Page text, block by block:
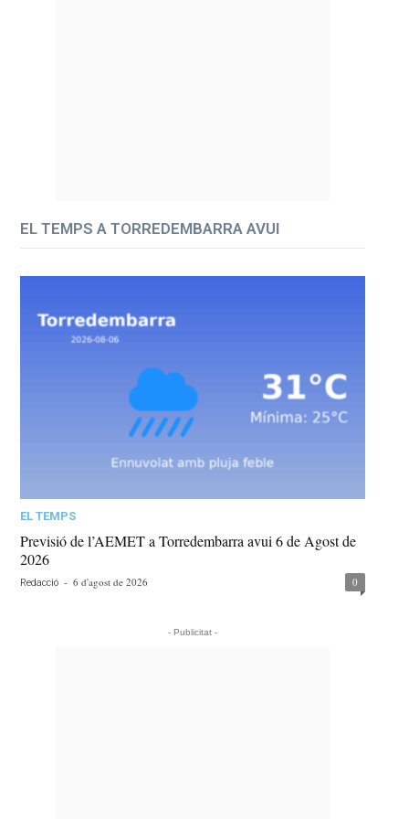
EL TEMPS A TORREDEMBARRA AVUI
EL TEMPS
Previsió de l’AEMET a Torredembarra avui 6 de Agost de
2026
Redacció - 6 d'agost de 2026 0
- Publicitat -